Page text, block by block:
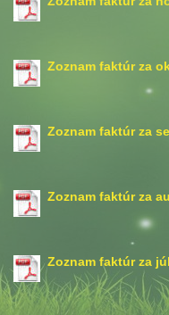
Zoznam faktúr za
Zoznam faktúr za
Zoznam faktúr za
Zoznam faktúr za